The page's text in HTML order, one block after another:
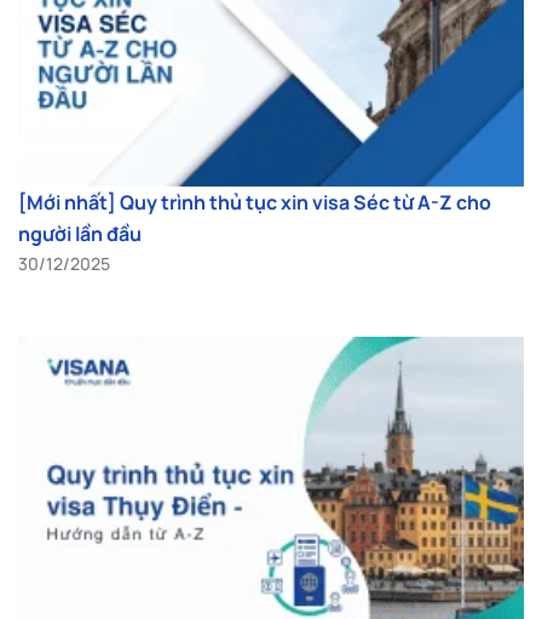
[Mới nhất] Quy trình thủ tục xin visa Séc từ A-Z cho
người lần đầu
30/12/2025